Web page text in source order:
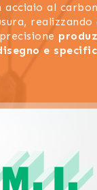
acciaio al
realizzando
e